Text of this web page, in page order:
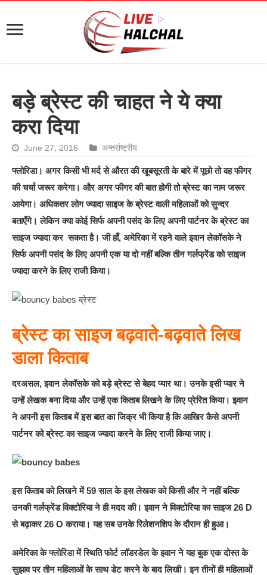
बड़े ब्रेस्ट की चाहत ने ये क्या
करा दिया
June 27, 2016 अन्तर्राष्ट्रीय
फ्लोरिडा। अगर किसी भी मर्द से औरत की खूबसूरती के बारे में पूछो तो वह फीगर
की चर्चा जरूर करेगा। और अगर फीगर की बात होगी तो ब्रेस्ट का नाम जरूर
आयेगा। अधिकतर लोग ज्यादा साइज के ब्रेस्ट वाली महिलाओं को सुन्दर
बताएँगे। लेकिन क्या कोई सिर्फ अपनी पसंद के लिए अपनी पार्टनर के ब्रेस्ट का
साइज ज्यादा कर सकता है। जी हाँ, अमेरिका में रहने वाले इवान लेकॉसके ने
सिर्फ अपनी पसंद के लिए अपनी एक या दो नहीं बल्कि तीन गर्लफ्रेंड को साइज
ज्यादा करने के लिए राजी किया।
ब्रेस्ट का साइज बढ़वाते-बढ़वाते लिख
डाला किताब
दरअसल, इवान लेकॉसके को बड़े ब्रेस्ट से बेहद प्यार था। उनके इसी प्यार ने
उन्हें लेखक बना दिया और उन्हें एक किताब लिखने के लिए प्रेरित किया। इवान
ने अपनी इस किताब में इस बात का जिक्र भी किया है कि आखिर कैसे अपनी
पार्टनर को ब्रेस्ट का साइज ज्यादा करने के लिए राजी किया जाए।
इस किताब को लिखने में 59 साल के इस लेखक को किसी और ने नहीं बल्कि
उनकी गर्लफ्रेंड विक्टोरिया ने ही मदद की। इवान ने विक्टोरिया का साइज 26 D
से बढ़ाकर 26 O कराया। यह सब उनके रिलेशनशिप के दौरान ही हुआ।
अमेरिका केफ्लोरिडामें स्थिति फोर्ट लॉडरडेल के इवान ने यह बुक एक दोस्त के
सुझाव पर तीन महिलाओं के साथ डेट करने के बाद लिखी। इन तीनों ही महिलाओं